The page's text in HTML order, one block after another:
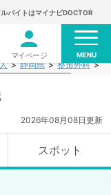
バイトはマイナビDOCTOR
マイページ MENU
静岡県 整形外科
2026年08月08日更新
スポット